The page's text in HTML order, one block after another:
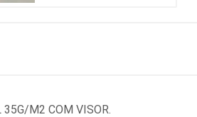
35G/M2 COM VISOR.